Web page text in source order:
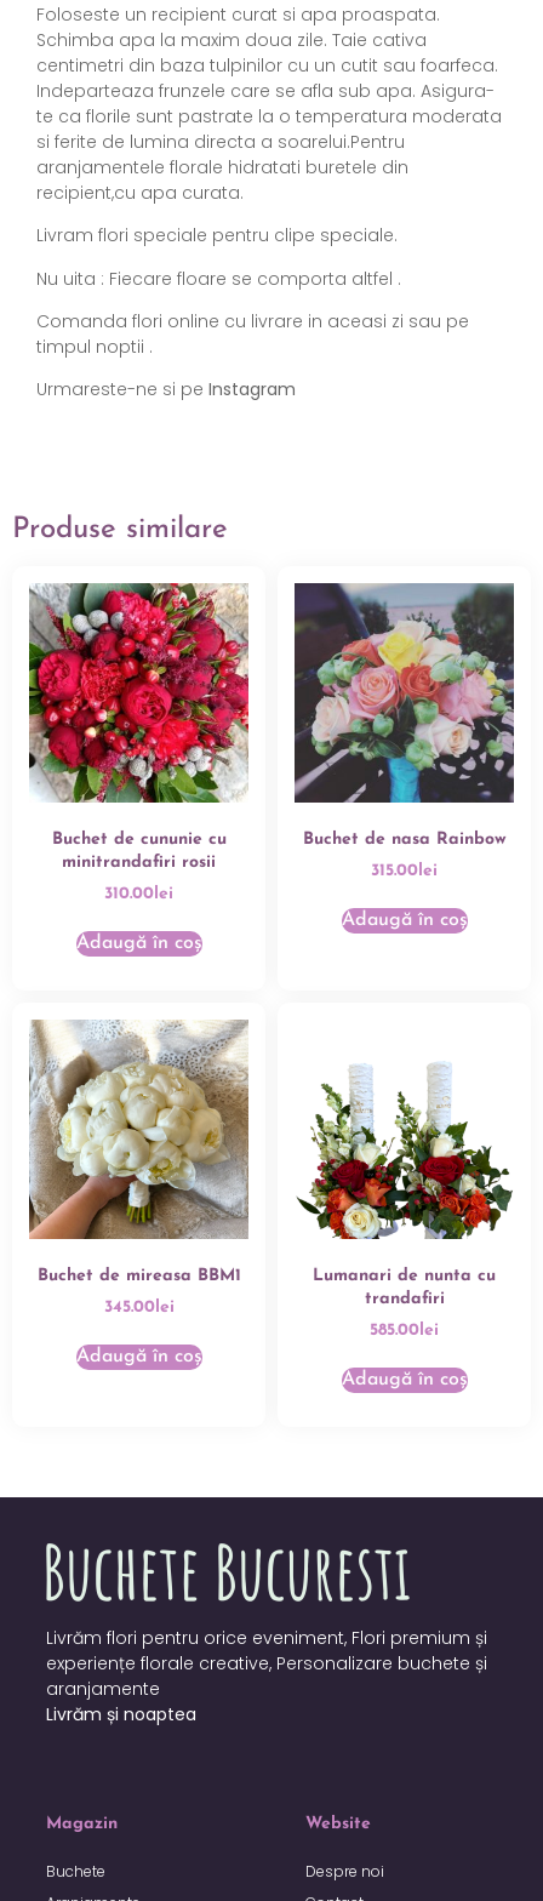
Foloseste un recipient curat si apa proaspata.
Schimba apa la maxim doua zile. Taie cativa
centimetri din baza tulpinilor cu un cutit sau foarfeca.
Indeparteaza frunzele care se afla sub apa. Asigura-
te ca florile sunt pastrate la o temperatura moderata
si ferite de lumina directa a soarelui.Pentru
aranjamentele florale hidratati buretele din
recipient,cu apa curata.
Livram flori speciale pentru clipe speciale.
Nu uita : Fiecare floare se comporta altfel .
Comanda flori online cu livrare in aceasi zi sau pe
timpul noptii .
Urmareste-ne si pe Instagram
Produse similare
Buchet de cununie cu
minitrandafiri rosii
310.00 lei
Adaugă în coș
Buchet de nasa Rainbow
315.00 lei
Adaugă în coș
Buchet de mireasa BBM1
345.00lei
Adaugă în coș
Lumanari de nunta cu
trandafiri
585.00 lei
Adaugă în coș
Livrăm flori pentru orice eveniment, Flori premium și
experiențe florale creative, Personalizare buchete și
aranjamente
Livrăm și noaptea
Magazin
Buchete
Website
Despre noi